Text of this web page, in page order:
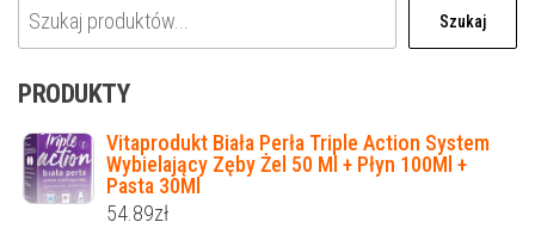
Szukaj
PRODUKTY
Vitaprodukt Biała Perła Triple Action System
Wybielający Zęby Żel 50 Ml + Płyn 100Ml +
Pasta 30Ml
54.89zł